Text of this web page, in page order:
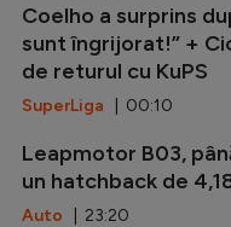
Coelho a surprins
sunt îngrijorat!” +
de returul cu KuPS
SuperLiga | 00:10
Leapmotor B03,
un hatchback de
Auto | 23:20